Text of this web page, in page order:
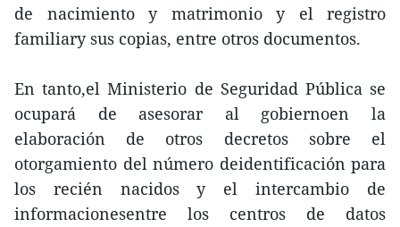
de nacimiento y matrimonio y el registro
familiary sus copias, entre otros documentos.
En tanto,el Ministerio de Seguridad Pública se
ocupará de asesorar al gobiernoen la
elaboración de otros decretos sobre el
otorgamiento del número deidentificación para
los recién nacidos y el intercambio de
informacionesentre los centros de datos